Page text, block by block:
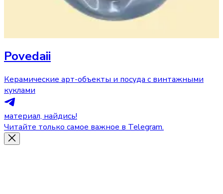
Povedaii
Керамические арт-объекты и посуда с винтажными
куклами
материал, найдись!
Читайте только самое важное в Telegram.